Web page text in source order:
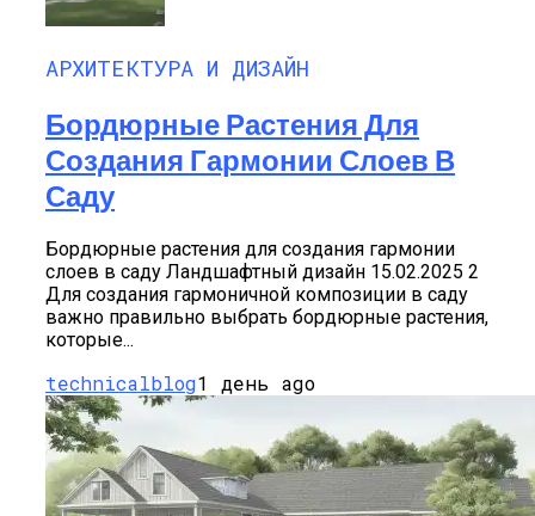
АРХИТЕКТУРА И ДИЗАЙН
Бордюрные Растения Для
Создания Гармонии Слоев В
Саду
Бордюрные растения для создания гармонии
слоев в саду Ландшафтный дизайн 15.02.2025 2
Для создания гармоничной композиции в саду
важно правильно выбрать бордюрные растения,
которые...
technicalblog1 день ago